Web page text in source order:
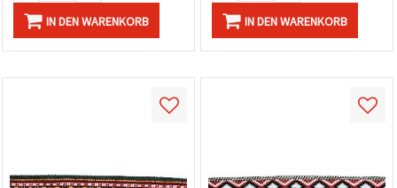
IN DEN WARENKORB IN DEN WARENKORB